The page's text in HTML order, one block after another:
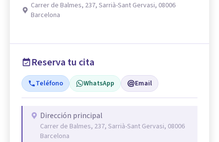
Carrer de Balmes, 237, Sarrià-Sant Gervasi, 08006
Barcelona
Reserva tu cita
Teléfono WhatsApp Email
Dirección principal
Carrer de Balmes, 237, Sarrià-Sant Gervasi, 08006
Barcelona